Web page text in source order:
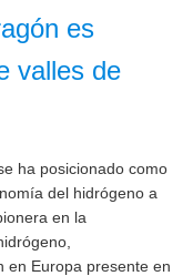
es
valles de
ha posicionado como
del hidrógeno a
en la
en Europa presente en